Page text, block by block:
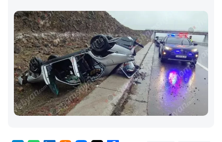
Madrid